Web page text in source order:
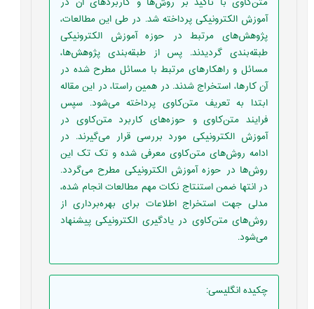
آموزش الکترونیکی پرداخته شد. در طی این مطالعات،
پژوهش‌های مرتبط در حوزه آموزش الکترونیکی
طبقه‌بندی گردیدند. پس از طبقه‌بندی پژوهش‌ها،
مسائل و راهکارهای مرتبط با مسائل مطرح شده در
آن کارها، استخراج شدند. در همین راستا، در این مقاله
ابتدا به تعریف متن‌کاوی پرداخته می‌شود. سپس
فرایند متن‌کاوی و حوزه‌های کاربرد متن‌کاوی در
آموزش الکترونیکی مورد بررسی قرار می‌گیرند. در
ادامه روش‌های متن‌کاوی معرفی شده و تک تک این
روش‌ها در حوزه آموزش الکترونیکی مطرح می‌گردد.
در انتها ضمن استنتاج نکات مهم مطالعات انجام شده،
مدلی جهت استخراج اطلاعات برای بهره‌برداری از
روش‌های متن‌کاوی در یادگیری الکترونیکی پیشنهاد
می‌شود.
چکیده انگلیسی: